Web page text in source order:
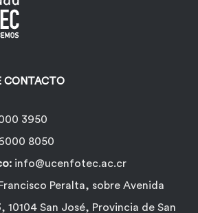
CONTACTO
3950
8050
info@ucenfotec.ac.cr
Peralta, sobre Avenida
10104 San José, Provincia de San